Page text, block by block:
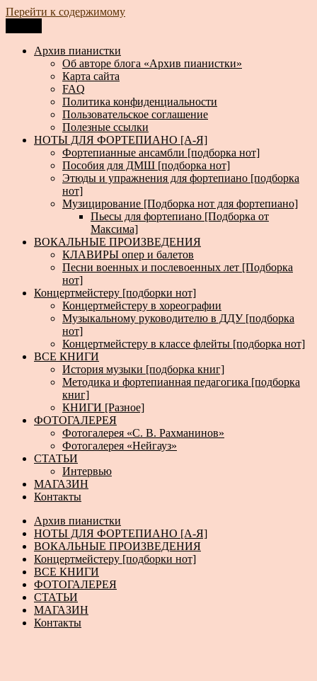
Перейти к содержимому
Архив пианистки
Всё для пианистов: ноты, книги, музыка, статьи…
Архив пианистки
Об авторе блога «Архив пианистки»
Карта сайта
FAQ
Политика конфиденциальности
Пользовательское соглашение
Полезные ссылки
НОТЫ ДЛЯ ФОРТЕПИАНО [А-Я]
Фортепианные ансамбли [подборка нот]
Пособия для ДМШ [подборка нот]
Этюды и упражнения для фортепиано [подборка
нот]
Музицирование [Подборка нот для фортепиано]
Пьесы для фортепиано [Подборка от
Максима]
ВОКАЛЬНЫЕ ПРОИЗВЕДЕНИЯ
КЛАВИРЫ опер и балетов
Песни военных и послевоенных лет [Подборка
нот]
Концертмейстеру [подборки нот]
Концертмейстеру в хореографии
Музыкальному руководителю в ДДУ [подборка
нот]
Концертмейстеру в классе флейты [подборка нот]
ВСЕ КНИГИ
История музыки [подборка книг]
Методика и фортепианная педагогика [подборка
книг]
КНИГИ [Разное]
ФОТОГАЛЕРЕЯ
Фотогалерея «С. В. Рахманинов»
Фотогалерея «Нейгауз»
СТАТЬИ
Интервью
МАГАЗИН
Контакты
Архив пианистки
НОТЫ ДЛЯ ФОРТЕПИАНО [А-Я]
ВОКАЛЬНЫЕ ПРОИЗВЕДЕНИЯ
Концертмейстеру [подборки нот]
ВСЕ КНИГИ
ФОТОГАЛЕРЕЯ
СТАТЬИ
МАГАЗИН
Контакты